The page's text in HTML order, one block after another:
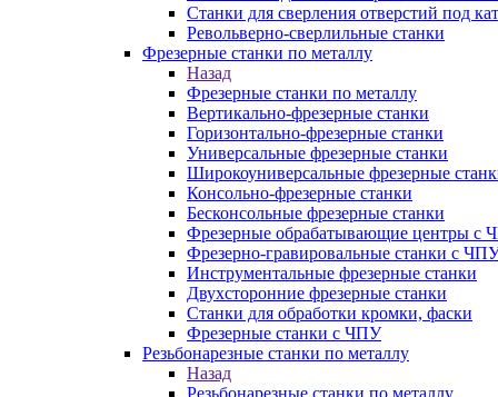
Станки для сверления отверстий под
Револьверно-сверлильные станки
Фрезерные станки по металлу
Назад
Фрезерные станки по металлу
Вертикально-фрезерные станки
Горизонтально-фрезерные станки
Универсальные фрезерные станки
Широкоуниверсальные фрезерные
Консольно-фрезерные станки
Бесконсольные фрезерные станки
Фрезерные обрабатывающие центры с
Фрезерно-гравировальные станки с
Инструментальные фрезерные станки
Двухсторонние фрезерные станки
Станки для обработки кромки, фаски
Фрезерные станки с ЧПУ
Резьбонарезные станки по металлу
Назад
Резьбонарезные станки по металлу